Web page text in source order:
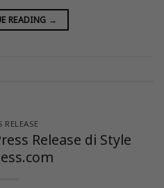
READING →
RELEASE
Release di Style